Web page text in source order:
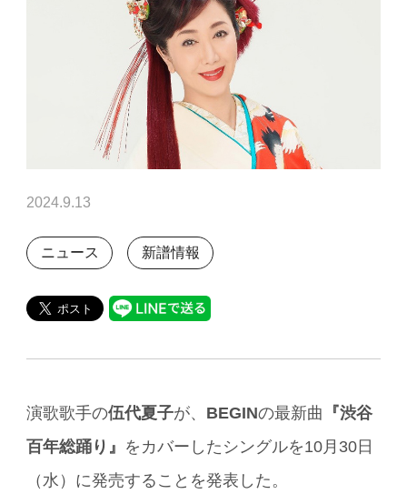
2024.9.13
ニュース 新譜情報
演歌歌手の伍代夏子が、 BEGINの最新曲
『渋谷
百年総踊り』 をカバーしたシングルを10月30日
（水）に発売することを発表した。